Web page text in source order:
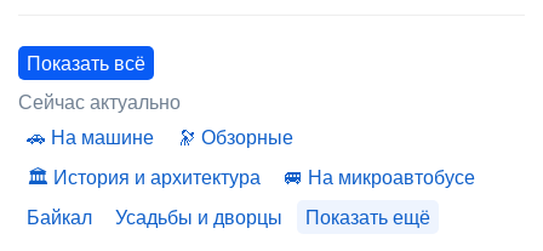
Показать всё
Сейчас актуально
На машине
Обзорные
История и архитектура
На микроавтобусе
Байкал
Усадьбы и дворцы Показать ещё